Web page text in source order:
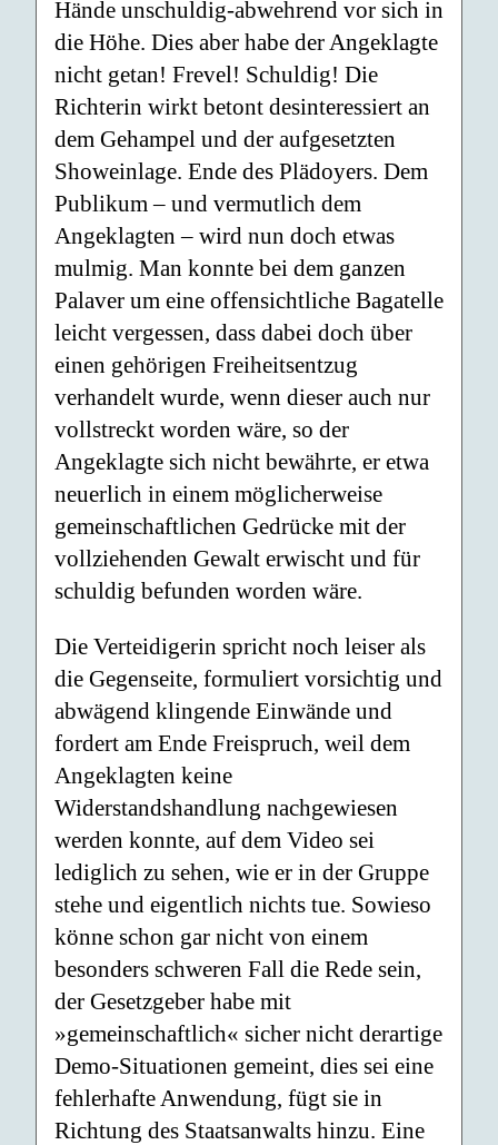
Hände unschuldig-abwehrend vor sich in
die Höhe. Dies aber habe der Angeklagte
nicht getan! Frevel! Schuldig! Die
Richterin wirkt betont desinteressiert an
dem Gehampel und der aufgesetzten
Showeinlage. Ende des Plädoyers. Dem
Publikum – und vermutlich dem
Angeklagten – wird nun doch etwas
mulmig. Man konnte bei dem ganzen
Palaver um eine offensichtliche Bagatelle
leicht vergessen, dass dabei doch über
einen gehörigen Freiheitsentzug
verhandelt wurde, wenn dieser auch nur
vollstreckt worden wäre, so der
Angeklagte sich nicht bewährte, er etwa
neuerlich in einem möglicherweise
gemeinschaftlichen Gedrücke mit der
vollziehenden Gewalt erwischt und für
schuldig befunden worden wäre.
Die Verteidigerin spricht noch leiser als
die Gegenseite, formuliert vorsichtig und
abwägend klingende Einwände und
fordert am Ende Freispruch, weil dem
Angeklagten keine
Widerstandshandlung nachgewiesen
werden konnte, auf dem Video sei
lediglich zu sehen, wie er in der Gruppe
stehe und eigentlich nichts tue. Sowieso
könne schon gar nicht von einem
besonders schweren Fall die Rede sein,
der Gesetzgeber habe mit
»gemeinschaftlich« sicher nicht derartige
Demo-Situationen gemeint, dies sei eine
fehlerhafte Anwendung, fügt sie in
Richtung des Staatsanwalts hinzu. Eine